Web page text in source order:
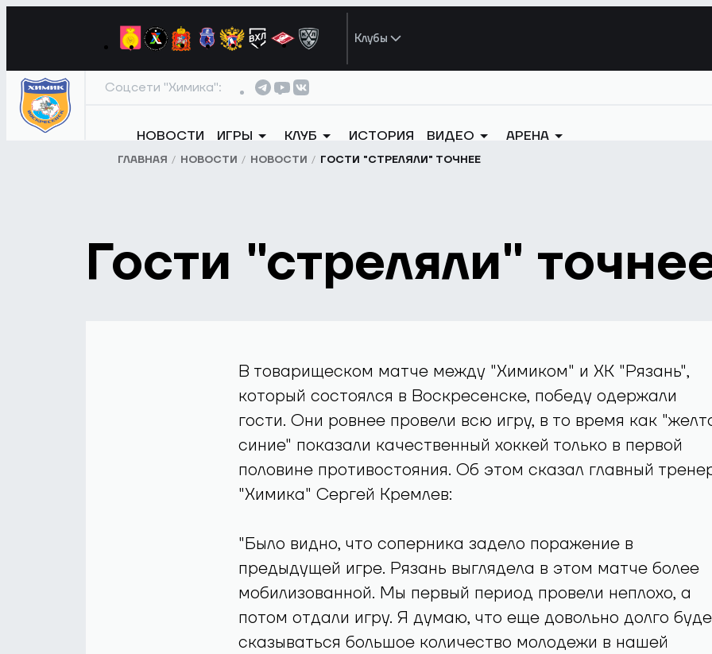
Клубы
Соцсети "Химика":
НОВОСТИ ИГРЫ КЛУБ ИСТОРИЯ ВИДЕО АРЕНА
ГЛАВНАЯ НОВОСТИ НОВОСТИ ГОСТИ "СТРЕЛЯЛИ" ТОЧНЕЕ
Гости "стреляли"
В товарищеском матче между "Химиком" и ХК "Рязань",
который состоялся в Воскресенске, победу одержали
гости. Они ровнее провели всю игру, в то время как
синие" показали качественный хоккей только в первой
половине противостояния. Об этом сказал главный
"Химика" Сергей Кремлев:
"Было видно, что соперника задело поражение в
предыдущей игре. Рязань выглядела в этом матче более
мобилизованной. Мы первый период провели неплохо, а
потом отдали игру. Я думаю, что еще довольно долго
сказываться большое количество молодежи в нашей